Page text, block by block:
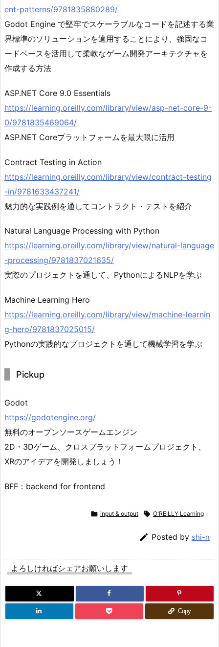
ent-patterns/9781835880289/
Godot Engine で堅牢でスケーラブルなコードを記述する業
界標準のソリューションを適用することにより、強固なコ
ードベースを活用して柔軟なゲーム開発アーキテクチャを
作成する方法
ASP.NET Core 9.0 Essentials
https://learning.oreilly.com/library/view/asp-net-core-9-
0/9781835469064/
ASP.NET Coreプラットフォームを最大限に活用
Contract Testing in Action
https://learning.oreilly.com/library/view/contract-testing
-in/9781633437241/
魅力的な実践例を通してコントラクト・テストを紹介
Natural Language Processing with Python
https://learning.oreilly.com/library/view/natural-language
-processing/9781837021635/
実際のプロジェクトを通して、PythonによるNLPを学ぶ
Machine Learning Hero
https://learning.oreilly.com/library/view/machine-learnin
g-hero/9781837025015/
Pythonの実践的なプロジェクトを通して機械学習を学ぶ
Pickup
Godot
https://godotengine.org/
無料のオープンソースゲームエンジン
2D・3Dゲーム、クロスプラットフォームプロジェクト、
XRのアイデアを開発しましょう！
BFF：backend for frontend
 input & output  O'REILLY Learning
 Posted by shi-n
よろしければシェアお願いします
Copy